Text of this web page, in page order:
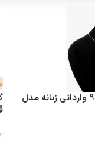
نیم ست نقره 925 وارداتی زنانه مدل